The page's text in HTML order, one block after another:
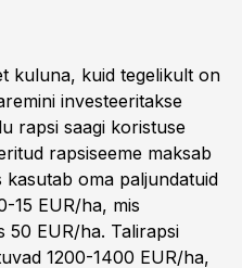
kuluna, kuid tegelikult on
investeeritakse
rapsi saagi koristuse
rapsiseeme maksab
oma paljundatuid
15 EUR/ha, mis
50 EUR/ha. Talirapsi
1200-1400 EUR/ha,